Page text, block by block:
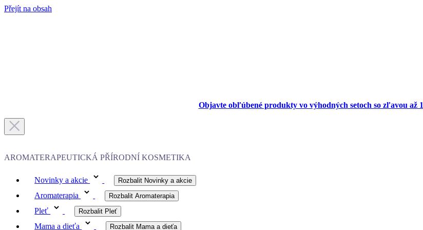
Přejít na obsah
Objavte obľúbené produkty vo výhodných setoch so zľavou až
AROMATERAPEUTICKÁ PŘÍRODNÍ KOSMETIKA
Novinky a akcie Rozbalit Novinky a akcie
Aromaterapia Rozbalit Aromaterapia
Pleť Rozbalit Pleť
Mama a dieťa Rozbalit Mama a dieťa